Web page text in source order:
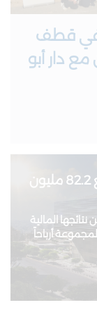
في قطف
دار أبو
بنك الإسكان يحقق أرباحاً صافية بمبلغ 82.2 مليون
المالية
حيث حققت المجموعة أرباحاً